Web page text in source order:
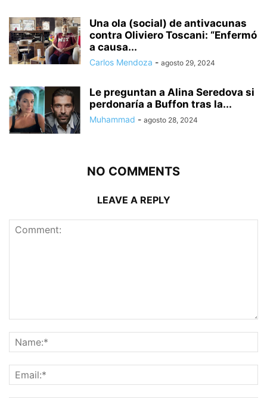
Una ola (social) de antivacunas
contra Oliviero Toscani: “Enfermó
a causa...
Carlos Mendoza - agosto 29, 2024
Le preguntan a Alina Seredova si
perdonaría a Buffon tras la...
Muhammad - agosto 28, 2024
NO COMMENTS
LEAVE A REPLY